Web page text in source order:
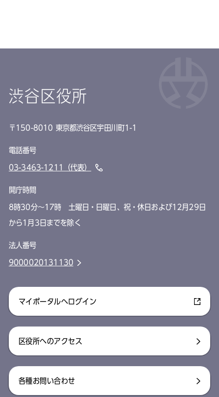
渋谷区役所
〒150-8010 東京都渋谷区宇田川町1-1
電話番号
03-3463-1211（代表）
開庁時間
8時30分～17時 土曜日・日曜日、祝・休日および12月29日
から1月3日までを除く
法人番号
9000020131130
マイポータルへログイン
区役所へのアクセス
各種お問い合わせ